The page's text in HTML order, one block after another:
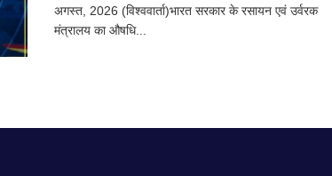
अगस्त, 2026 (विश्ववार्ता)भारत सरकार के रसायन एवं उर्वरक
मंत्रालय का औषधि...